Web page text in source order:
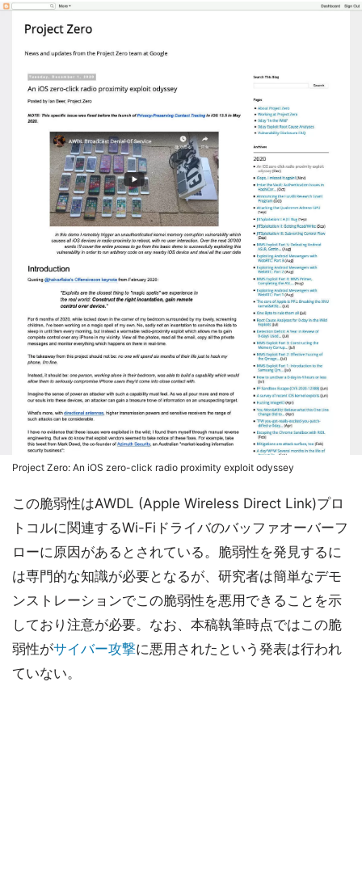
Project Zero: An iOS zero-click radio proximity exploit odyssey
この脆弱性はAWDL (Apple Wireless Direct Link)プロ
トコルに関連するWi-Fiドライバのバッファオーバーフ
ローに原因があるとされている。脆弱性を発見するに
は専門的な知識が必要となるが、研究者は簡単なデモ
ンストレーションでこの脆弱性を悪用できることを示
しており注意が必要。なお、本稿執筆時点ではこの脆
弱性がサイバー攻撃に悪用されたという発表は行われ
ていない。